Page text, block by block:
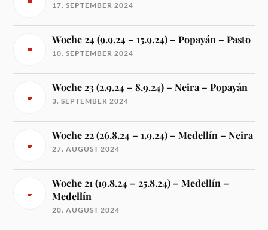
17. SEPTEMBER 2024
Woche 24 (9.9.24 – 15.9.24) – Popayán – Pasto
10. SEPTEMBER 2024
Woche 23 (2.9.24 – 8.9.24) – Neira – Popayán
3. SEPTEMBER 2024
Woche 22 (26.8.24 – 1.9.24) – Medellín – Neira
27. AUGUST 2024
Woche 21 (19.8.24 – 25.8.24) – Medellín –
Medellín
20. AUGUST 2024